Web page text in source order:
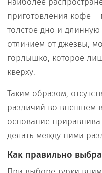
приготовления кофе –
толстое дно и
отличием от джезвы,
горлышко, которое
кверху.
Таким образом,
различий во внешнем
основание
делать между ними
Как правильно